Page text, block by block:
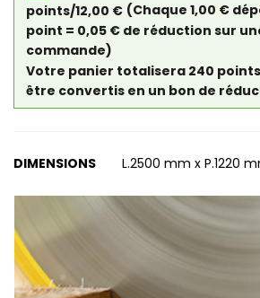
points/12,00 € (Chaque 1,00 €
point = 0,05 € de réduction sur
commande)
Votre panier totalisera 240
être convertis en un bon de
DIMENSIONS L.2500 mm x P.1220